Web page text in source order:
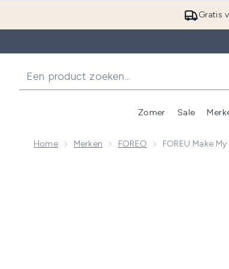
Gratis
Zomer Sale
Home Merken FOREO FOREU Make